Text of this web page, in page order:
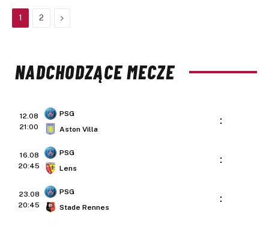
1 2 Next
NADCHODZĄCE MECZE
12.08
21:00
PSG
Aston Villa
:
16.08
20:45
PSG
Lens
:
23.08
20:45
PSG
Stade Rennes
: